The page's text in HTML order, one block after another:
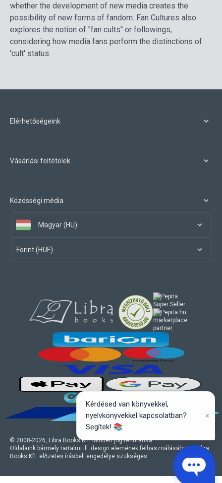
whether the development of new media creates the
possibility of new forms of fandom. Fan Cultures also
explores the notion of "fan cults" or followings,
considering how media fans perform the distinctions of
'cult' status.
Elérhetőségeink
Vásárlási feltételek
Közösségi média
Magyar (HU)
Forint (HUF)
© 2008-2026, Libra Books Kft. Minden jog fenntartva.
Oldalaink bármely tartalmi ill. design elemének felhasználásához a Libra
Books Kft. előzetes írásbeli engedélye szükséges.
marketplace
partner
Kérdésed van könyvekkel,
nyelvkönyvekkel kapcsolatban?
Segítek! 📚
×